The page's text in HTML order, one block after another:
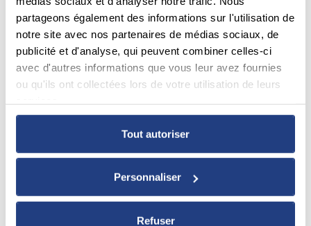
partageons également des informations sur l'utilisation de
notre site avec nos partenaires de médias sociaux, de
publicité et d'analyse, qui peuvent combiner celles-ci
avec d'autres informations que vous leur avez fournies
ou qu'ils ont collectées lors de votre utilisation de leurs
Tout autoriser
Personnaliser
Refuser